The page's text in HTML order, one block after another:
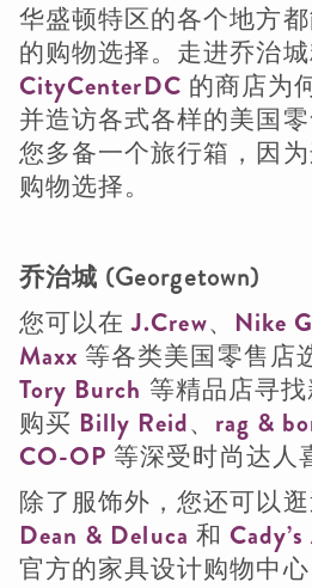
华盛顿特区的各个地方
的购物选择。走进乔治
CityCenterDC 的商店为
并造访各式各样的美国
您多备一个旅行箱，因
购物选择。
乔治城 (Georgetown)
您可以在J.Crew、 Nike
Maxx 等各类美国零售店
Tory Burch 等精品店寻
购买 Billy Reid、 rag &
CO-OP 等深受时尚达人
除了服饰外，您还可以
Dean & Deluca 和
官方的家具设计购物中心